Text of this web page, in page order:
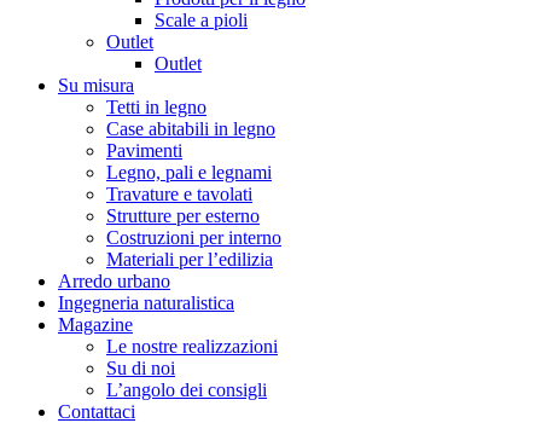
Scale a pioli
Outlet
Outlet
Su misura
Tetti in legno
Case abitabili in legno
Pavimenti
Legno, pali e legnami
Travature e tavolati
Strutture per esterno
Costruzioni per interno
Materiali per l’edilizia
Arredo urbano
Ingegneria naturalistica
Magazine
Le nostre realizzazioni
Su di noi
L’angolo dei consigli
Contattaci